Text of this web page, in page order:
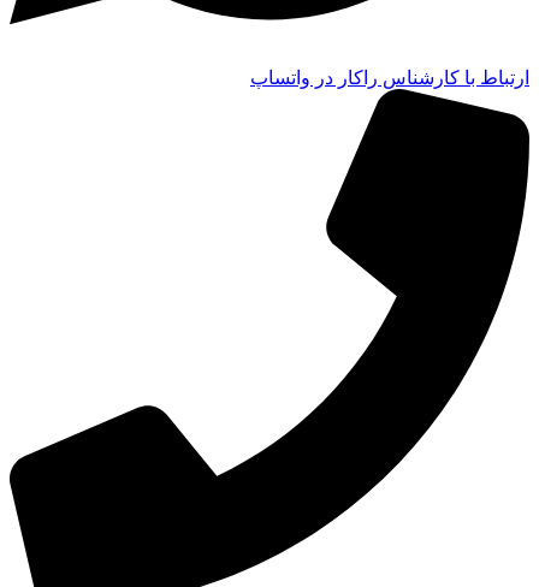
ارتباط با کارشناس راکار در واتساپ